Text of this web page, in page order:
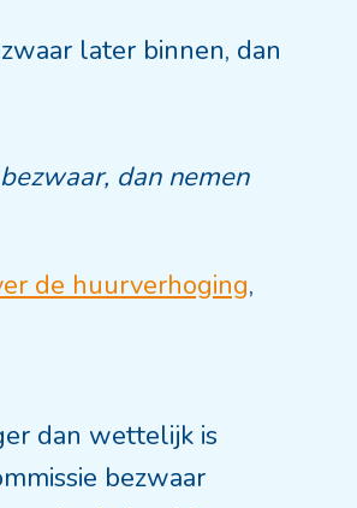
later binnen, dan
dan nemen
de huurverhoging,
dan wettelijk is
bezwaar